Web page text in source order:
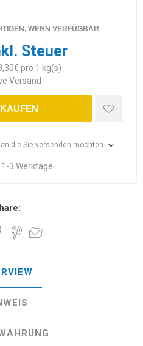
WENN VERFÜGBAR
Steuer
pro 1 kg(s)
Versand
KAUFEN
die Sie versenden möchten
1-3 Werktage